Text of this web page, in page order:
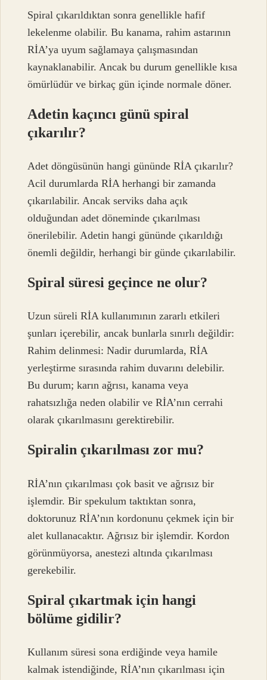
Spiral çıkarıldıktan sonra genellikle hafif
lekelenme olabilir. Bu kanama, rahim astarının
RİA’ya uyum sağlamaya çalışmasından
kaynaklanabilir. Ancak bu durum genellikle kısa
ömürlüdür ve birkaç gün içinde normale döner.
Adetin kaçıncı günü spiral
çıkarılır?
Adet döngüsünün hangi gününde RİA çıkarılır?
Acil durumlarda RİA herhangi bir zamanda
çıkarılabilir. Ancak serviks daha açık
olduğundan adet döneminde çıkarılması
önerilebilir. Adetin hangi gününde çıkarıldığı
önemli değildir, herhangi bir günde çıkarılabilir.
Spiral süresi geçince ne olur?
Uzun süreli RİA kullanımının zararlı etkileri
şunları içerebilir, ancak bunlarla sınırlı değildir:
Rahim delinmesi: Nadir durumlarda, RİA
yerleştirme sırasında rahim duvarını delebilir.
Bu durum; karın ağrısı, kanama veya
rahatsızlığa neden olabilir ve RİA’nın cerrahi
olarak çıkarılmasını gerektirebilir.
Spiralin çıkarılması zor mu?
RİA’nın çıkarılması çok basit ve ağrısız bir
işlemdir. Bir spekulum taktıktan sonra,
doktorunuz RİA’nın kordonunu çekmek için bir
alet kullanacaktır. Ağrısız bir işlemdir. Kordon
görünmüyorsa, anestezi altında çıkarılması
gerekebilir.
Spiral çıkartmak için hangi
bölüme gidilir?
Kullanım süresi sona erdiğinde veya hamile
kalmak istendiğinde, RİA’nın çıkarılması için